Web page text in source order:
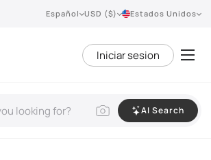
Español USD ($) Estados Unidos
Iniciar sesion
AI Search